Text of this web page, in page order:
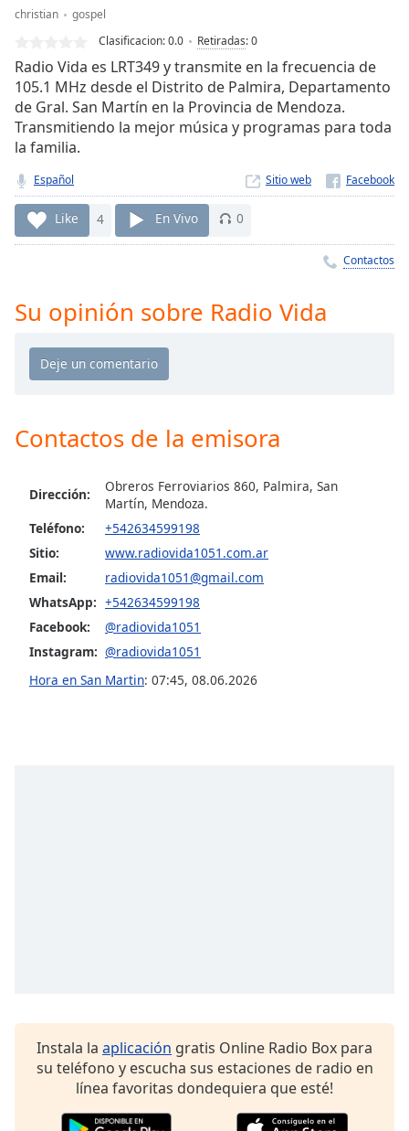
Loaded:
Stream
TypeLIVE
Seek to
live,
currently
behind
Remaining
Time-
Chapters
descriptions
subtitles
opens
subtitles
settings
dialog
off,
dialog
window.
Escape
christian
gospel
Clasificacion:0.0 Retiradas:0
Radio Vida es LRT349 y transmite en la frecuencia de
105.1 MHz desde el Distrito de Palmira, Departamento
de Gral. San Martín en la Provincia de Mendoza.
Transmitiendo la mejor música y programas para toda
la familia.
Español Sitio web
Like 4 En Vivo 0
Contactos
Su opinión sobre Radio Vida
Contactos de la emisora
Dirección:
Obreros Ferroviarios 860, Palmira, San
Martín, Mendoza.
Teléfono:
+542634599198
Sitio:
www.radiovida1051.com.ar
Email:
radiovida1051@gmail.com
WhatsApp: +542634599198
Facebook:
@radiovida1051
Instagram: @radiovida1051
Hora en San Martin: 07:45, 08.06.2026
Instala la aplicación gratis Online Radio Box para
su teléfono y escucha sus estaciones de radio en
línea favoritas dondequiera que esté!